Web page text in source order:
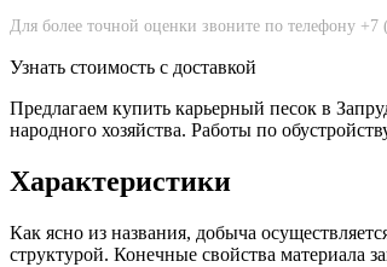
Узнать стоимость с доставкой
Предлагаем купить карьерный песок в
народного хозяйства. Работы по
Характеристики
Как ясно из названия, добыча
структурой. Конечные свойства материала